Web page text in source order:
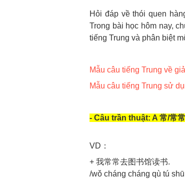
Hỏi đáp về thói quen
Trong bài học hôm nay,
tiếng Trung và phân biệt
Mẫu câu tiếng Trung về
Mẫu câu tiếng Trung sử
- Câu trần thuật: A 常/常
VD：
+ 我常常去图书馆读书.
/wǒ cháng cháng qù tú